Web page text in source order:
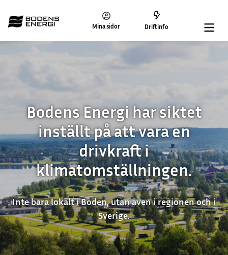
Mina sidor Driftinfo
Bodens Energi har siktet
inställt på att vara en
drivkraft i
klimatomställningen.
Inte bara lokalt i Boden, utan även i regionen och i
Sverige.